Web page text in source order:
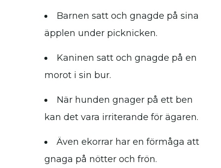
Barnen satt och gnagde på sina
äpplen under picknicken.
Kaninen satt och gnagde på en
morot i sin bur.
När hunden gnager på ett ben
kan det vara irriterande för ägaren.
Även ekorrar har en förmåga att
gnaga på nötter och frön.